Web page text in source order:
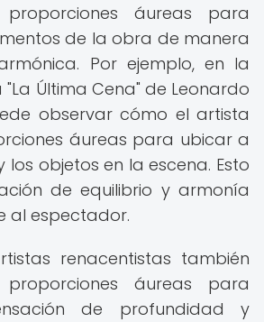
áureas para
de la obra de manera
Por ejemplo, en la
Última Cena" de Leonardo
observar cómo el artista
áureas para ubicar a
los objetos en la escena. Esto
de equilibrio y armonía
al espectador.
renacentistas también
áureas para
de profundidad y